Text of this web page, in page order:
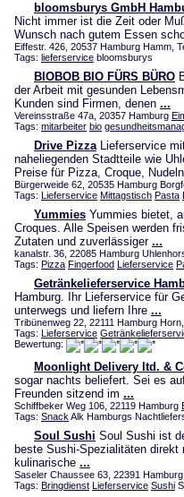
bloomsburys GmbH
Nicht immer ist die Zeit oder
Wunsch nach gutem Essen
Eiffestr. 426, 20537 Hamburg Hamm,
Tags: lieferservice bloomsburys
BIOBOB BIO FÜRS BÜRO
der Arbeit mit gesunden
Kunden sind Firmen, denen ...
Vereinsstraße 47a, 20357 Hamburg
Tags: mitarbeiter bio
Drive PizzaLieferservice
naheliegenden Stadtteile wie
Preise für Pizza, Croque,
Bürgerweide 62, 20535 Hamburg
Tags: Lieferservice Mittagstisch Pasta
Yummies Yummies bietet,
Croques. Alle Speisen werden
Zutaten und zuverlässiger ...
kanalstr. 36, 22085 Hamburg
Tags: Pizza Fingerfood Lieferservice
Getränkelieferservice
Hamburg. Ihr Lieferservice für
unterwegs und liefern Ihre ...
Tribünenweg 22, 22111 Hamburg
Tags: Lieferservice
Bewertung:
Moonlight Delivery ltd. &
sogar nachts beliefert. Sei es
Freunden sitzend im ...
Schiffbeker Weg 106, 22119 Hamburg
Tags: Snack Alk Hamburgs
Soul Sushi Soul Sushi ist
beste Sushi-Spezialitäten
kulinarische ...
Saseler Chaussee 63, 22391
Tags: Bringdienst Lieferservice Sushi